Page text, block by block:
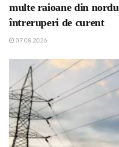
multe raioane din
întreruperi de curent
07.08.2026